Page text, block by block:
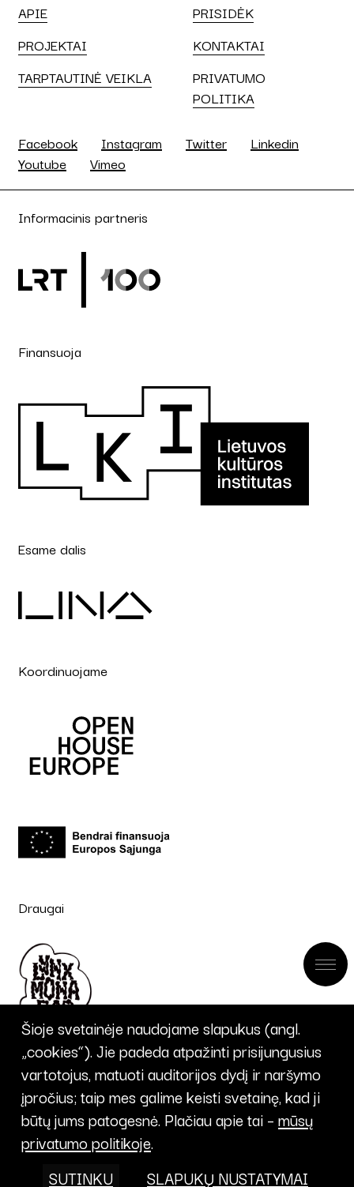
APIE
PROJEKTAI
TARPTAUTINĖ VEIKLA
PRISIDĖK
KONTAKTAI
PRIVATUMO
POLITIKA
Facebook Instagram Twitter
Linkedin
Youtube
Vimeo
Informacinis partneris
Finansuoja
Esame dalis
Koordinuojame
Draugai
UŽSISAKYTI
NAUJIENLAIŠKĮ
Šioje svetainėje naudojame slapukus (angl.
„cookies“). Jie padeda atpažinti prisijungusius
vartotojus, matuoti auditorijos dydį ir naršymo
įpročius; taip mes galime keisti svetainę, kad ji
būtų jums patogesnė. Plačiau apie tai –mūsų
privatumo politikoje.
SUTINKU
SLAPUKŲ NUSTATYMAI